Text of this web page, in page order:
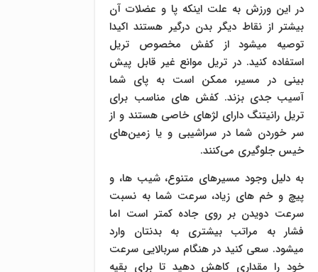
در این ورزش به علت اینکه پا و عضلات آن
بیشتر از نقاط دیگر بدن درگیر هستند اکیدا
توصیه میشود از کفش مخصوص تریل
استفاده کنید. در تریل موانع غیر قابل پیش
بینی در مسیر، ممکن است به پای شما
آسیب جدی بزند. کفش های مناسب برای
تریل رانیتنگ دارای لژهای خاصی هستند و از
سر خوردن شما در سراشیبی و یا زمین‌های
خیس جلوگیری می‌کنند.
به دلیل وجود مسیرهای متنوع، شیب ها، و
پیچ و خم های زیاد، سرعت شما به نسبت
سرعت دویدن بر روی جاده کمتر است اما
فشار به مراتب بیشتری به بدنتان وارد
میشود. سعی کنید در هنگام سربالایی سرعت
خود را مقداری کاهش دهید تا برای بقیه